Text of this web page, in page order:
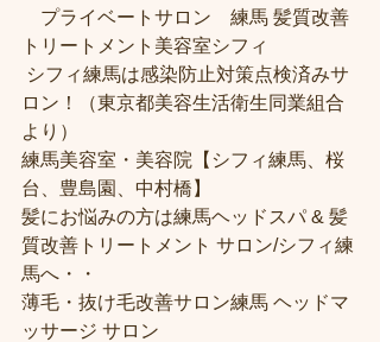
プライベートサロン　練馬 髪質改善
トリートメント美容室シフィ
シフィ練馬は感染防止対策点検済みサ
ロン！（東京都美容生活衛生同業組合
より）
練馬美容室・美容院【シフィ練馬、桜
台、豊島園、中村橋】
髪にお悩みの方は練馬ヘッドスパ & 髪
質改善トリートメント サロン/シフィ練
馬へ・・
薄毛・抜け毛改善サロン練馬 ヘッドマ
ッサージ サロン